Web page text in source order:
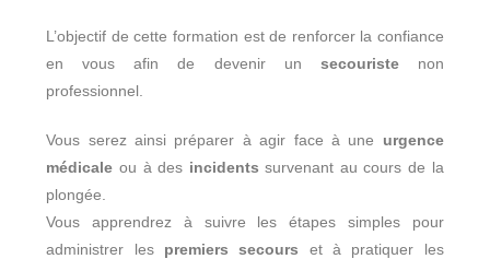
L’objectif de cette formation est de renforcer la confiance
en vous afin de devenir un secouristenon
professionnel.
Vous serez ainsi préparer à agir face à une urgence
médicale ou à des incidents survenant au cours de la
plongée.
Vous apprendrez à suivre les étapes simples pour
administrer les premiers secours et à pratiquer les